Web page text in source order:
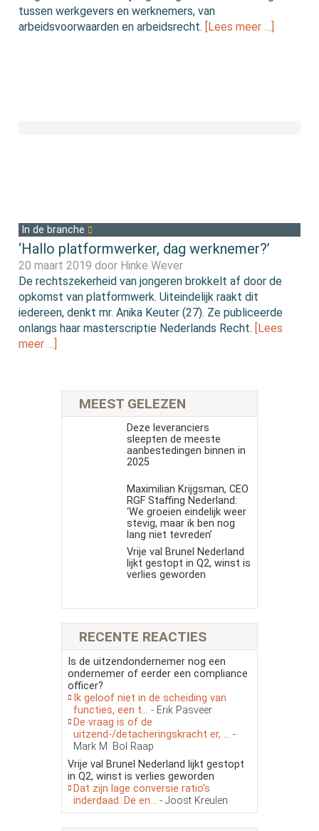
tussen werkgevers en werknemers, van
arbeidsvoorwaarden en arbeidsrecht.
[Lees meer …]
In de branche
‘Hallo platformwerker, dag werknemer?’
20 maart 2019 door Hinke Wever
De rechtszekerheid van jongeren brokkelt af door de
opkomst van platformwerk. Uiteindelijk raakt dit
iedereen, denkt mr. Anika Keuter (27). Ze publiceerde
onlangs haar masterscriptie Nederlands Recht. [Lees
meer …]
MEEST GELEZEN
Deze leveranciers
sleepten de meeste
aanbestedingen binnen in
2025
Maximilian Krijgsman, CEO
RGF Staffing Nederland:
‘We groeien eindelijk weer
stevig, maar ik ben nog
lang niet tevreden’
Vrije val Brunel Nederland
lijkt gestopt in Q2, winst is
verlies geworden
RECENTE REACTIES
Is de uitzendondernemer nog een
ondernemer of eerder een compliance
officer?
Ik geloof niet in de scheiding van
functies, een t... - Erik Pasveer
De vraag is of de
uitzend-/detacheringskracht er, ... -
Mark M. Bol Raap
Vrije val Brunel Nederland lijkt gestopt
in Q2, winst is verlies geworden
Dat zijn lage conversie ratio’s
inderdaad. De en... - Joost Kreulen